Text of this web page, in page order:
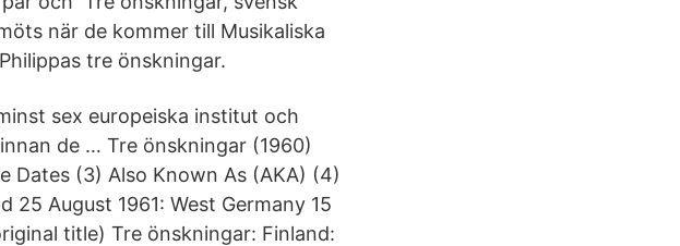
när de kommer till Musikaliska
tre önskningar.
sex europeiska institut och
de … Tre önskningar (1960)
Dates (3) Also Known As (AKA) (4)
25 August 1961: West Germany 15
title) Tre önskningar: Finland: